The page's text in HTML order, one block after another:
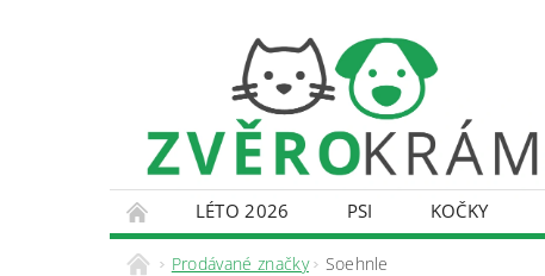
LÉTO 2026 PSI KOČKY
KONTAKTY
DOPRAVA A PLATBA
Prodávané značky Soehnle